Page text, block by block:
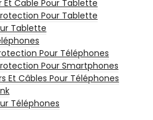
Et Cable Pour Tablette
Pour Tablette
Tablette
Pour Téléphones
Pour Smartphones
Et Câbles Pour Téléphones
Téléphones